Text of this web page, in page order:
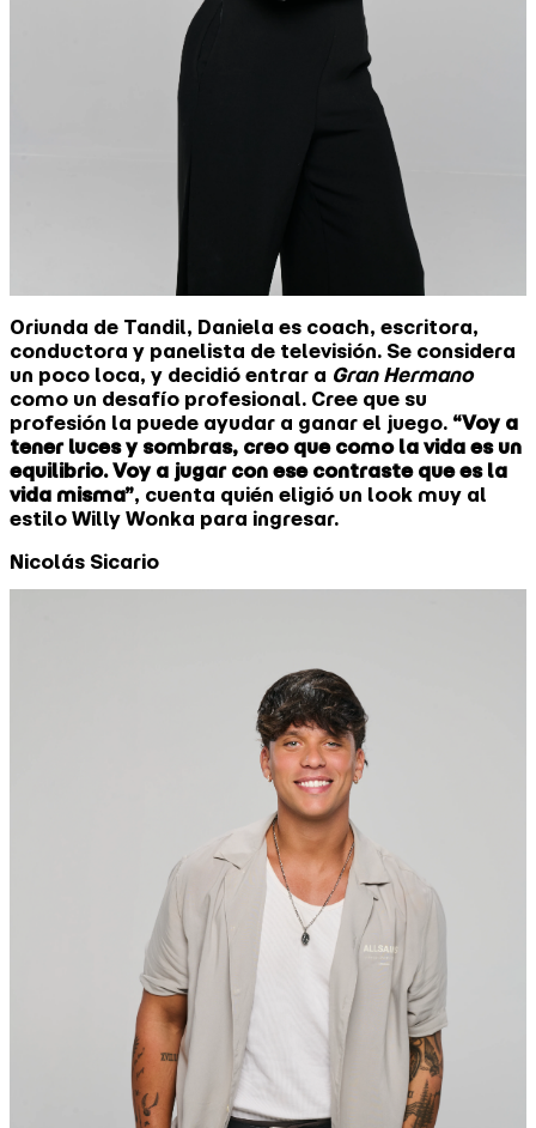
Oriunda de Tandil, Daniela es coach, escritora,
conductora y panelista de televisión. Se considera
un poco loca, y decidió entrar a Gran Hermano
como un desafío profesional. Cree que su
profesión la puede ayudar a ganar el juego. “Voy a
tener luces y sombras, creo que como la vida es un
equilibrio. Voy a jugar con ese contraste que es la
vida misma”, cuenta quién eligió un look muy al
estilo Willy Wonka para ingresar.
Nicolás Sicario